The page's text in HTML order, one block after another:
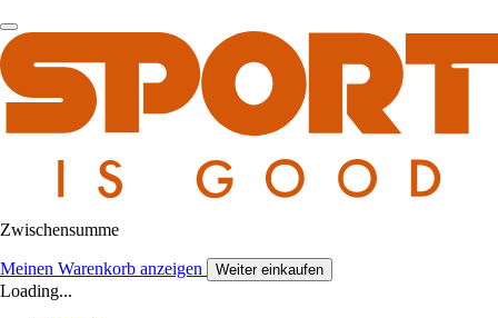
Zwischensumme
Meinen Warenkorb anzeigen Weiter einkaufen
Loading...